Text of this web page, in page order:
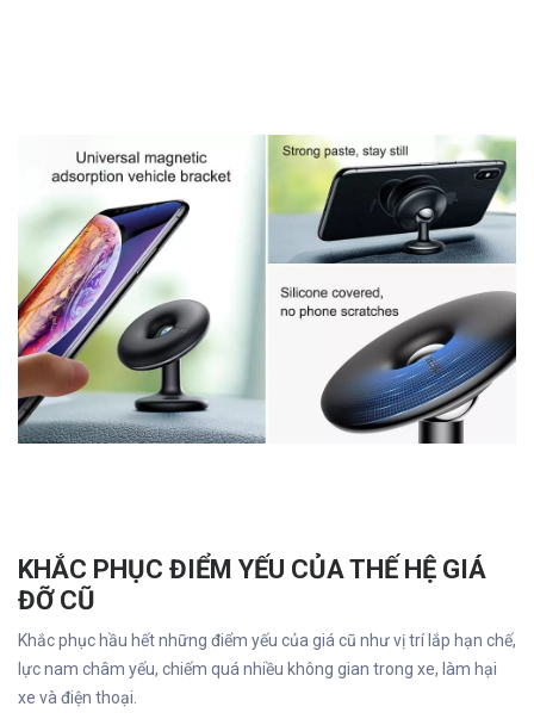
KHẮC PHỤC ĐIỂM YẾU CỦA THẾ HỆ GIÁ
ĐỠ CŨ
Khắc phục hầu hết những điểm yếu của giá cũ như vị trí lắp hạn chế,
lực nam châm yếu, chiếm quá nhiều không gian trong xe, làm hại
xe và điện thoại.